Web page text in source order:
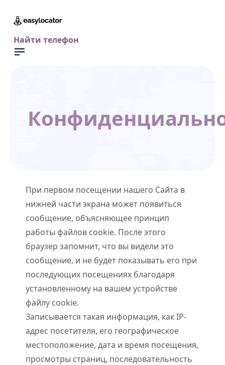
Найти телефон
При первом посещении нашего Сайта в
нижней части экрана может появиться
сообщение, объясняющее принцип
работы файлов cookie. После этого
браузер запомнит, что вы видели это
сообщение, и не будет показывать его при
последующих посещениях благодаря
установленному на вашем устройстве
файлу cookie.
Записывается такая информация, как IP-
адрес посетителя, его географическое
местоположение, дата и время посещения,
просмотры страниц, последовательность